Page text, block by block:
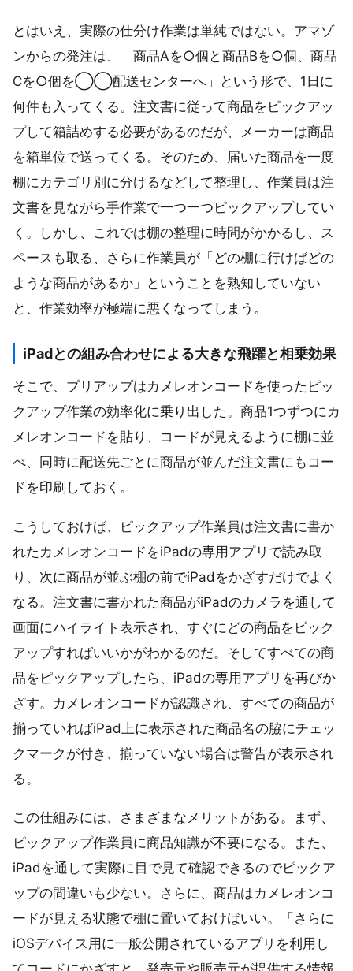
とはいえ、実際の仕分け作業は単純ではない。アマゾ
ンからの発注は、「商品Aを○個と商品Bを○個、商品
Cを○個を◯◯配送センターへ」という形で、1日に
何件も入ってくる。注文書に従って商品をピックアッ
プして箱詰めする必要があるのだが、メーカーは商品
を箱単位で送ってくる。そのため、届いた商品を一度
棚にカテゴリ別に分けるなどして整理し、作業員は注
文書を見ながら手作業で一つ一つピックアップしてい
く。しかし、これでは棚の整理に時間がかかるし、ス
ペースも取る、さらに作業員が「どの棚に行けばどの
ような商品があるか」ということを熟知していない
と、作業効率が極端に悪くなってしまう。
iPadとの組み合わせによる大きな飛躍と相乗効果
そこで、プリアップはカメレオンコードを使ったピッ
クアップ作業の効率化に乗り出した。商品1つずつにカ
メレオンコードを貼り、コードが見えるように棚に並
べ、同時に配送先ごとに商品が並んだ注文書にもコー
ドを印刷しておく。
こうしておけば、ピックアップ作業員は注文書に書か
れたカメレオンコードをiPadの専用アプリで読み取
り、次に商品が並ぶ棚の前でiPadをかざすだけでよく
なる。注文書に書かれた商品がiPadのカメラを通して
画面にハイライト表示され、すぐにどの商品をピック
アップすればいいかがわかるのだ。そしてすべての商
品をピックアップしたら、iPadの専用アプリを再びか
ざす。カメレオンコードが認識され、すべての商品が
揃っていればiPad上に表示された商品名の脇にチェッ
クマークが付き、揃っていない場合は警告が表示され
る。
この仕組みには、さまざまなメリットがある。まず、
ピックアップ作業員に商品知識が不要になる。また、
iPadを通して実際に目で見て確認できるのでピックア
ップの間違いも少ない。さらに、商品はカメレオンコ
ードが見える状態で棚に置いておけばいい。「さらに
iOSデバイス用に一般公開されているアプリを利用し